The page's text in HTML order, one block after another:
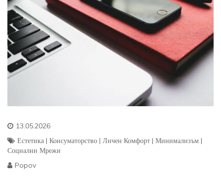
13.05.2026
Естетика | Консуматорство | Личен Комфорт | Минимализъм |
Социални Мрежи
Popov